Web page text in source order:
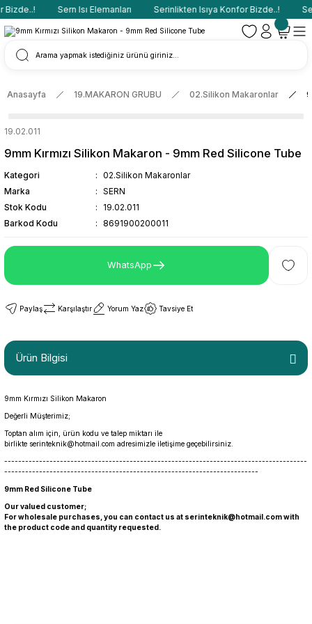
Sern Isı Elemanları Serinlikten Isıya Konfor Bizde..!
Anasayfa 19.MAKARON GRUBU 02.Silikon Makaronlar
19.02.011
9mm Kırmızı Silikon Makaron - 9mm Red Silicone Tube
Kategori
02.Silikon Makaronlar
Marka
SERN
Stok Kodu
19.02.011
Barkod Kodu
8691900200011
WhatsApp
Paylaş Karşılaştır Yorum Yaz Tavsiye Et
Ürün Bilgisi
9mm Kırmızı Silikon Makaron
Değerli Müşterimiz;
Toptan alım için, ürün kodu ve talep miktarı ile
birlikte serinteknik@hotmail.com adresimizle iletişime geçebilirsiniz.
---------------------------------------------------------------------------------------
-------------------------------------------------------------------------
9mm Red Silicone Tube
Our valued customer;
For wholesale purchases, you can contact us at serinteknik@hotmail.comwith
the product code and quantity requested.